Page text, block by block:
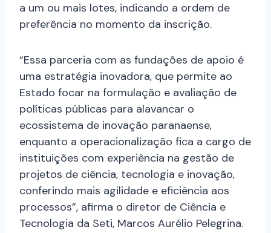
a um ou mais lotes, indicando a ordem de
preferência no momento da inscrição.
“Essa parceria com as fundações de apoio é
uma estratégia inovadora, que permite ao
Estado focar na formulação e avaliação de
políticas públicas para alavancar o
ecossistema de inovação paranaense,
enquanto a operacionalização fica a cargo de
instituições com experiência na gestão de
projetos de ciência, tecnologia e inovação,
conferindo mais agilidade e eficiência aos
processos”, afirma o diretor de Ciência e
Tecnologia da Seti, Marcos Aurélio Pelegrina.